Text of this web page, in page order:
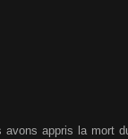
appris la mort